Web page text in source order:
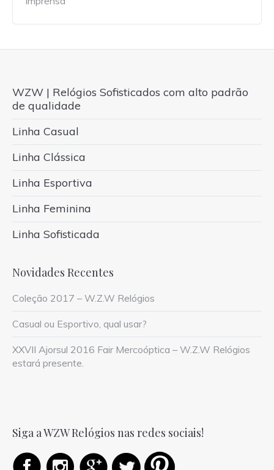
WZW | Relógios Sofisticados com alto padrão
de qualidade
Linha Casual
Linha Clássica
Linha Esportiva
Linha Feminina
Linha Sofisticada
Novidades Recentes
Coleção 2017 – W.Z.W Relógios
Casual ou Esportivo, qual usar?
XXVII Ajorsul 2016 Fair Mercoóptica – W.Z.W Relógios
estará presente.
Siga a WZW Relógios nas redes sociais!